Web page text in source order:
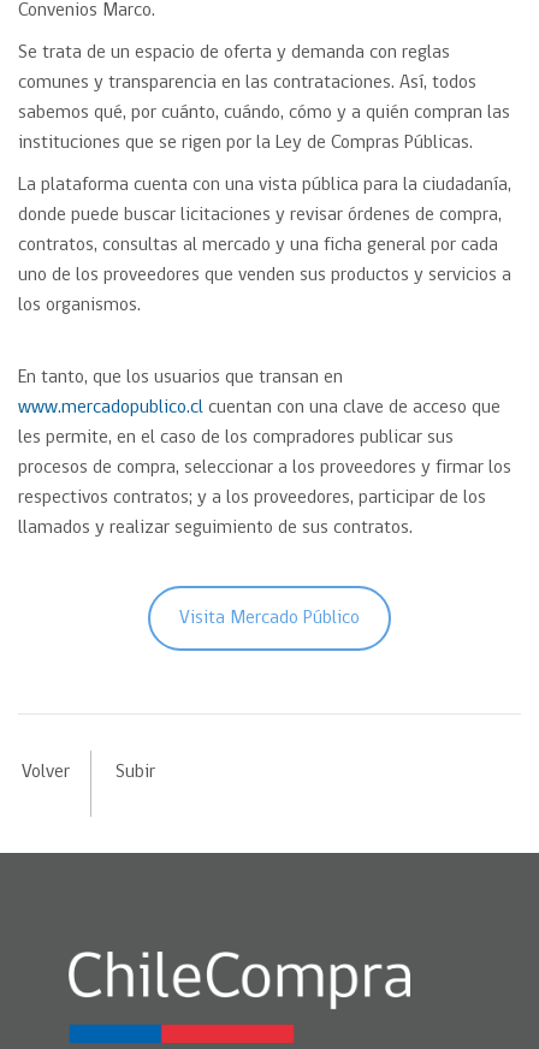
Convenios Marco.
Se trata de un espacio de oferta y demanda con reglas
comunes y transparencia en las contrataciones. Así, todos
sabemos qué, por cuánto, cuándo, cómo y a quién compran las
instituciones que se rigen por la Ley de Compras Públicas.
La plataforma cuenta con una vista pública para la ciudadanía,
donde puede buscar licitaciones y revisar órdenes de compra,
contratos, consultas al mercado y una ficha general por cada
uno de los proveedores que venden sus productos y servicios a
los organismos.
En tanto, que los usuarios que transan en
www.mercadopublico.cl cuentan con una clave de acceso que
les permite, en el caso de los compradores publicar sus
procesos de compra, seleccionar a los proveedores y firmar los
respectivos contratos; y a los proveedores, participar de los
llamados y realizar seguimiento de sus contratos.
Visita Mercado Público
Volver Subir